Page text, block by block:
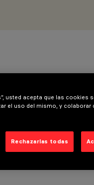
usted acepta que las cookies
el uso del mismo, y
Rechazarlas todas